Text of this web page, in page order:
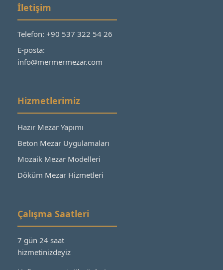
İletişim
Telefon: +90 537 322 54 26
E-posta:
info@mermermezar.com
Hizmetlerimiz
Hazır Mezar Yapımı
Beton Mezar Uygulamaları
Mozaik Mezar Modelleri
Döküm Mezar Hizmetleri
Çalışma Saatleri
7 gün 24 saat
hizmetinizdeyiz